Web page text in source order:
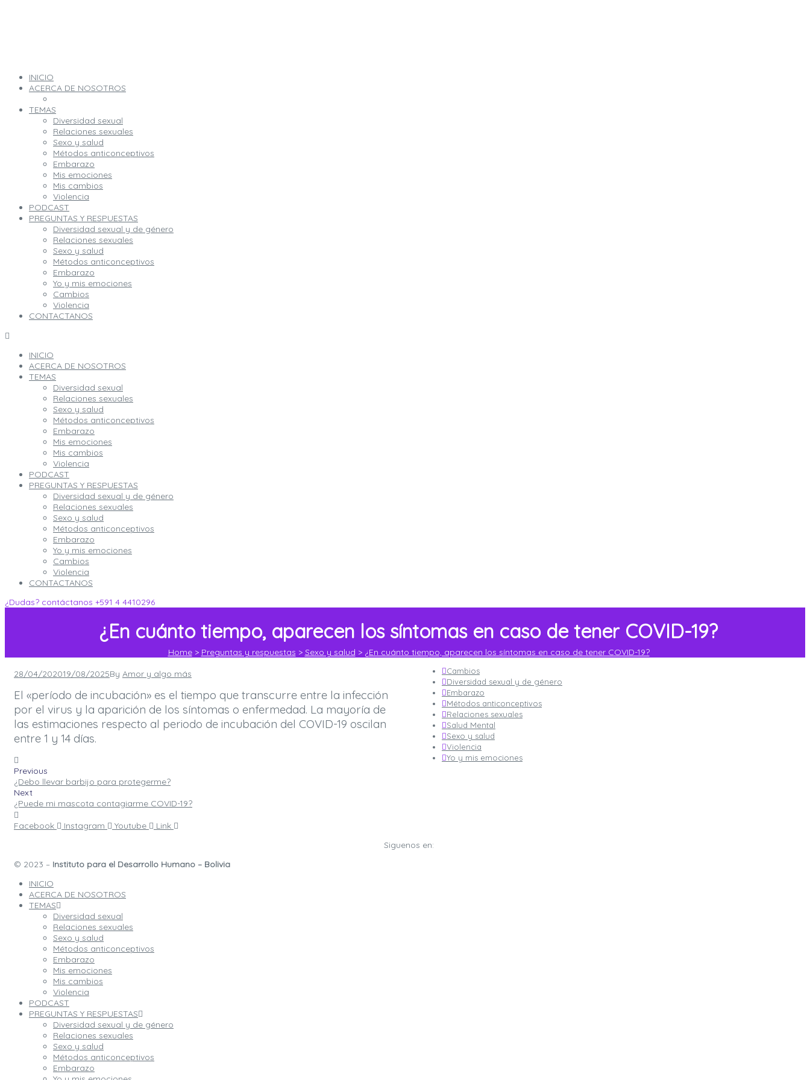
INICIO
ACERCA DE NOSOTROS
TEMAS
Diversidad sexual
Relaciones sexuales
Sexo y salud
Métodos anticonceptivos
Embarazo
Mis emociones
Mis cambios
Violencia
PODCAST
PREGUNTAS Y RESPUESTAS
Diversidad sexual y de género
Relaciones sexuales
Sexo y salud
Métodos anticonceptivos
Embarazo
Yo y mis emociones
Cambios
Violencia
CONTACTANOS
INICIO
ACERCA DE NOSOTROS
TEMAS
Diversidad sexual
Relaciones sexuales
Sexo y salud
Métodos anticonceptivos
Embarazo
Mis emociones
Mis cambios
Violencia
PODCAST
PREGUNTAS Y RESPUESTAS
Diversidad sexual y de género
Relaciones sexuales
Sexo y salud
Métodos anticonceptivos
Embarazo
Yo y mis emociones
Cambios
Violencia
CONTACTANOS
¿Dudas? contáctanos +591 4 4410296
¿En cuánto tiempo, aparecen los síntomas en caso de tener COVID-19?
Home> Preguntas y respuestas > Sexo y salud > ¿En cuánto tiempo, aparecen los síntomas en caso de tener COVID-19?
Posted
28/04/202019/08/2025By Amor y algo más
El «período de incubación» es el tiempo que transcurre entre la infección
por el virus y la aparición de los síntomas o enfermedad. La mayoría de
las estimaciones respecto al periodo de incubación del COVID-19 oscilan
entre 1 y 14 días.
Previous
¿Debo llevar barbijo para protegerme?
Next
¿Puede mi mascota contagiarme COVID-19?
Cambios
Diversidad sexual y de género
Embarazo
Métodos anticonceptivos
Relaciones sexuales
Salud Mental
Sexo y salud
Violencia
Yo y mis emociones
Facebook Instagram Youtube
Link
Siguenos en:
© 2023 – Instituto para el Desarrollo Humano – Bolivia
INICIO
ACERCA DE NOSOTROS
TEMAS
Diversidad sexual
Relaciones sexuales
Sexo y salud
Métodos anticonceptivos
Embarazo
Mis emociones
Mis cambios
Violencia
PODCAST
PREGUNTAS Y RESPUESTAS
Diversidad sexual y de género
Relaciones sexuales
Sexo y salud
Métodos anticonceptivos
Embarazo